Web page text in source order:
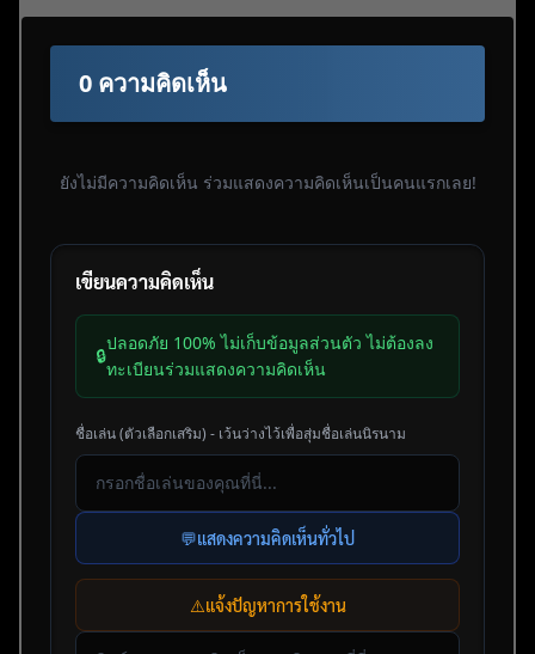
0 ความคิดเห็น
ยังไม่มีความคิดเห็น ร่วมแสดงความคิดเห็นเป็นคนแรกเลย!
เขียนความคิดเห็น
🔒
ปลอดภัย 100% ไม่เก็บข้อมูลส่วนตัว ไม่ต้องลง
ทะเบียนร่วมแสดงความคิดเห็น
ชื่อเล่น (ตัวเลือกเสริม) - เว้นว่างไว้เพื่อสุ่มชื่อเล่นนิรนาม
💬แสดงความคิดเห็นทั่วไป
⚠️แจ้งปัญหาการใช้งาน